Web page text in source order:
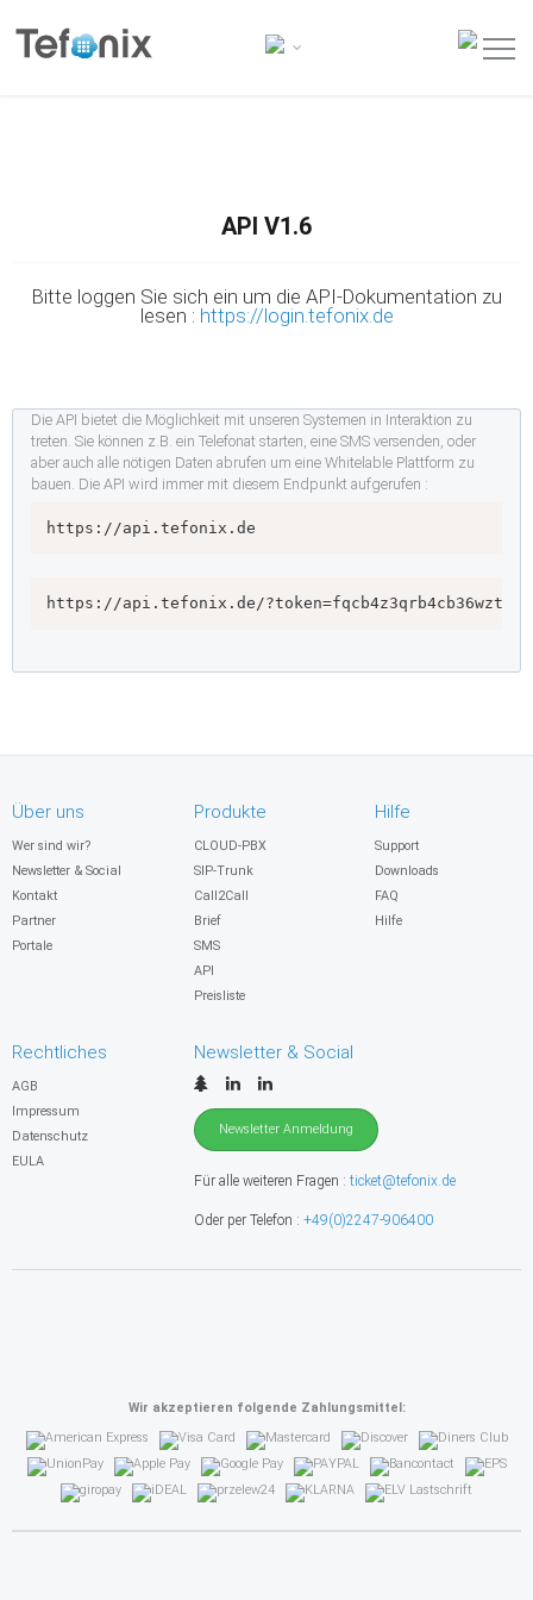
API V1.6
Bitte loggen Sie sich ein um die API-Dokumentation zu
lesen : https://login.tefonix.de
Die API bietet die Möglichkeit mit unseren Systemen in Interaktion zu
treten. Sie können z.B. ein Telefonat starten, eine SMS versenden, oder
aber auch alle nötigen Daten abrufen um eine Whitelable Plattform zu
bauen. Die API wird immer mit diesem Endpunkt aufgerufen :
https://api.tefonix.de
https://api.tefonix.de/
Über uns
Wer sind wir?
Newsletter & Social
Kontakt
Partner
Portale
Produkte
CLOUD-PBX
SIP-Trunk
Call2Call
Brief
SMS
API
Preisliste
Hilfe
Support
Downloads
FAQ
Hilfe
Rechtliches
AGB
Impressum
Datenschutz
EULA
Newsletter & Social
Newsletter Anmeldung
Für alle weiteren Fragen : ticket@tefonix.de
Oder per Telefon : +49(0)2247-906400
Wir akzeptieren folgende Zahlungsmittel: